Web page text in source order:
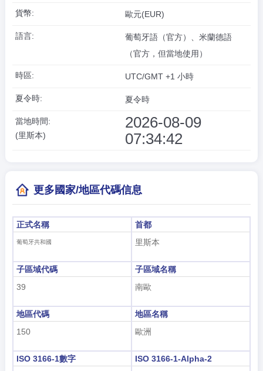
貨幣: 歐元(EUR)
語言:
葡萄牙語（官方）、米蘭德語
（官方，但當地使用）
時區: UTC/GMT +1 小時
夏令時: 夏令時
當地時間:
(里斯本)
2026-08-09
07:34:43
更多國家/地區代碼信息
正式名稱
葡萄牙共和國
首都
里斯本
子區域代碼
39
子區域名稱
南歐
地區代碼
150
地區名稱
歐洲
ISO 3166-1數字
ISO 3166-1-Alpha-2